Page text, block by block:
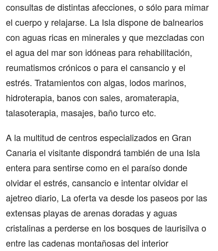
consultas de distintas afecciones, o sólo para mimar
el cuerpo y relajarse. La Isla dispone de balnearios
con aguas ricas en minerales y que mezcladas con
el agua del mar son idóneas para rehabilitación,
reumatismos crónicos o para el cansancio y el
estrés. Tratamientos con algas, lodos marinos,
hidroterapia, banos con sales, aromaterapia,
talasoterapia, masajes, baño turco etc.
A la multitud de centros especializados en Gran
Canaria el visitante dispondrá también de una Isla
entera para sentirse como en el paraíso donde
olvidar el estrés, cansancio e intentar olvidar el
ajetreo diario, La oferta va desde los paseos por las
extensas playas de arenas doradas y aguas
cristalinas a perderse en los bosques de laurisilva o
entre las cadenas montañosas del interior